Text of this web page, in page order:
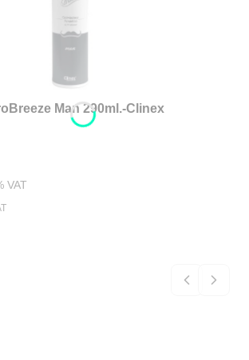
Man 290ml.-Clinex
VAT